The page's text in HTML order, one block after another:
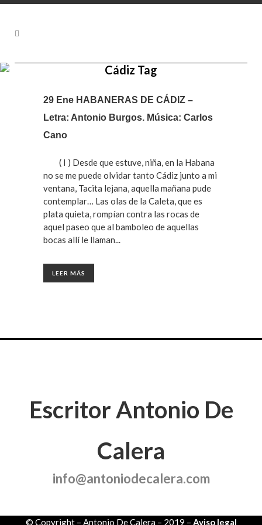
Cádiz Tag
29 Ene HABANERAS DE CÁDIZ –
Letra: Antonio Burgos. Música: Carlos
Cano
( I ) Desde que estuve, niña, en la Habana
no se me puede olvidar tanto Cádiz junto a mi
ventana, Tacita lejana, aquella mañana pude
contemplar… Las olas de la Caleta, que es
plata quieta, rompían contra las rocas de
aquel paseo que al bamboleo de aquellas
bocas allí le llaman...
LEER MÁS
Escritor Antonio De
Calera
info@antoniodecalera.com
© Copyright – Antonio De Calera – 2019 – Aviso legal